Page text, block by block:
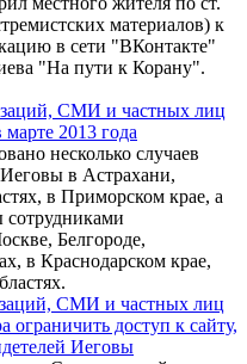
материалов) к
в сети "ВКонтакте"
"На пути к Корану".
СМИ и частных лиц
2013 года
несколько случаев
в Астрахани,
в Приморском крае, а
Белгороде,
в Краснодарском крае,
СМИ и частных лиц
ограничить доступ к сайту,
Иеговы